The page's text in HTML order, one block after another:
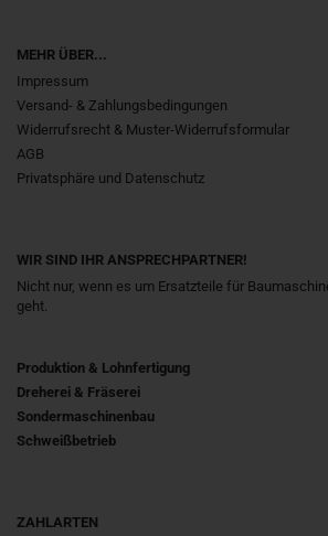
MEHR ÜBER...
Impressum
Versand- & Zahlungsbedingungen
Widerrufsrecht & Muster-Widerrufsformular
AGB
Privatsphäre und Datenschutz
WIR SIND IHR ANSPRECHPARTNER!
Nicht nur, wenn es um Ersatzteile für
geht.
Produktion & Lohnfertigung
Dreherei & Fräserei
Sondermaschinenbau
Schweißbetrieb
ZAHLARTEN